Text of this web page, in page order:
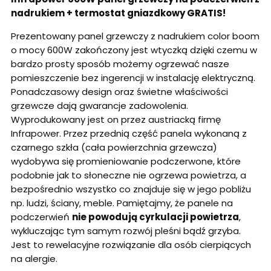
nadrukiem + termostat gniazdkowy GRATIS!
Prezentowany panel grzewczy z nadrukiem color boom
o mocy 600W zakończony jest wtyczką dzięki czemu w
bardzo prosty sposób możemy ogrzewać nasze
pomieszczenie bez ingerencji w instalację elektryczną.
Ponadczasowy design oraz świetne właściwości
grzewcze dają gwarancje zadowolenia.
Wyprodukowany jest on przez austriacką firmę
Infrapower. Przez przednią część panela wykonaną z
czarnego szkła (cała powierzchnia grzewcza)
wydobywa się promieniowanie podczerwone, które
podobnie jak to słoneczne nie ogrzewa powietrza, a
bezpośrednio wszystko co znajduje się w jego pobliżu
np. ludzi, ściany, meble. Pamiętajmy, że panele na
podczerwień nie powodują cyrkulacji powietrza,
wykluczając tym samym rozwój pleśni bądź grzyba.
Jest to rewelacyjne rozwiązanie dla osób cierpiących
na alergie.